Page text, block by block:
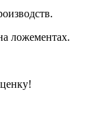
ложементах.